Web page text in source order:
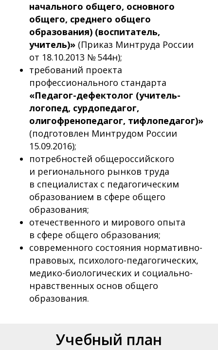
начального общего, основного
общего, среднего общего
образования) (воспитатель,
учитель)» (Приказ Минтруда России
от 18.10.2013 № 544н);
требований проекта
профессионального стандарта
«Педагог-дефектолог (учитель-
логопед, сурдопедагог,
олигофренопедагог, тифлопедагог)»
(подготовлен Минтрудом России
15.09.2016);
потребностей общероссийского
и регионального рынков труда
в специалистах с педагогическим
образованием в сфере общего
образования;
отечественного и мирового опыта
в сфере общего образования;
современного состояния нормативно-
правовых, психолого-педагогических,
медико-биологических и социально-
нравственных основ общего
образования.
Учебный план